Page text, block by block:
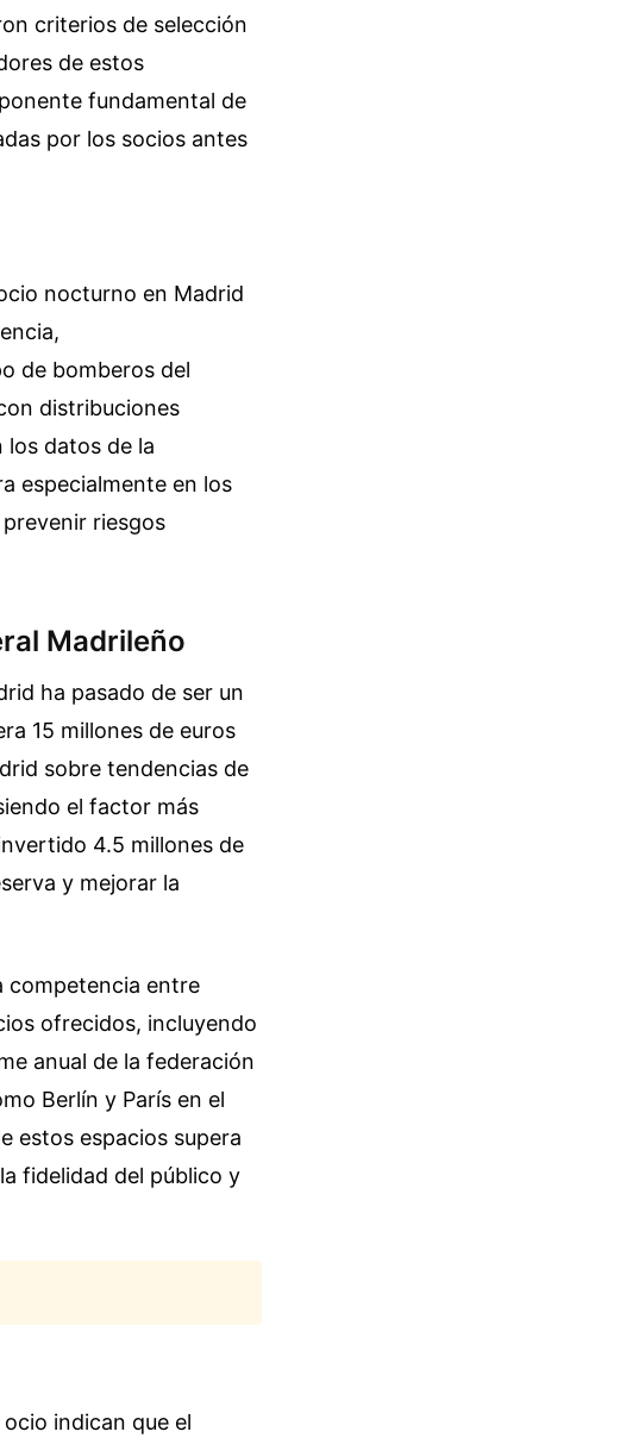
criterios de selección
de estos
fundamental de
por los socios antes
nocturno en Madrid
de bomberos del
distribuciones
los datos de la
especialmente en los
riesgos
Madrileño
ha pasado de ser un
15 millones de euros
sobre tendencias de
el factor más
4.5 millones de
y mejorar la
competencia entre
ofrecidos, incluyendo
anual de la federación
Berlín y París en el
estos espacios supera
fidelidad del público y
indican que el